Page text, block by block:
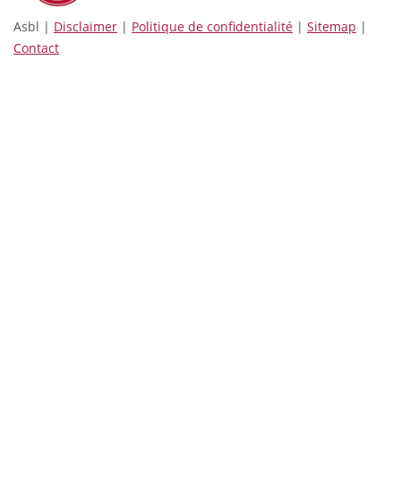
Asbl | Disclaimer | Politique de confidentialité | Sitemap |
Contact